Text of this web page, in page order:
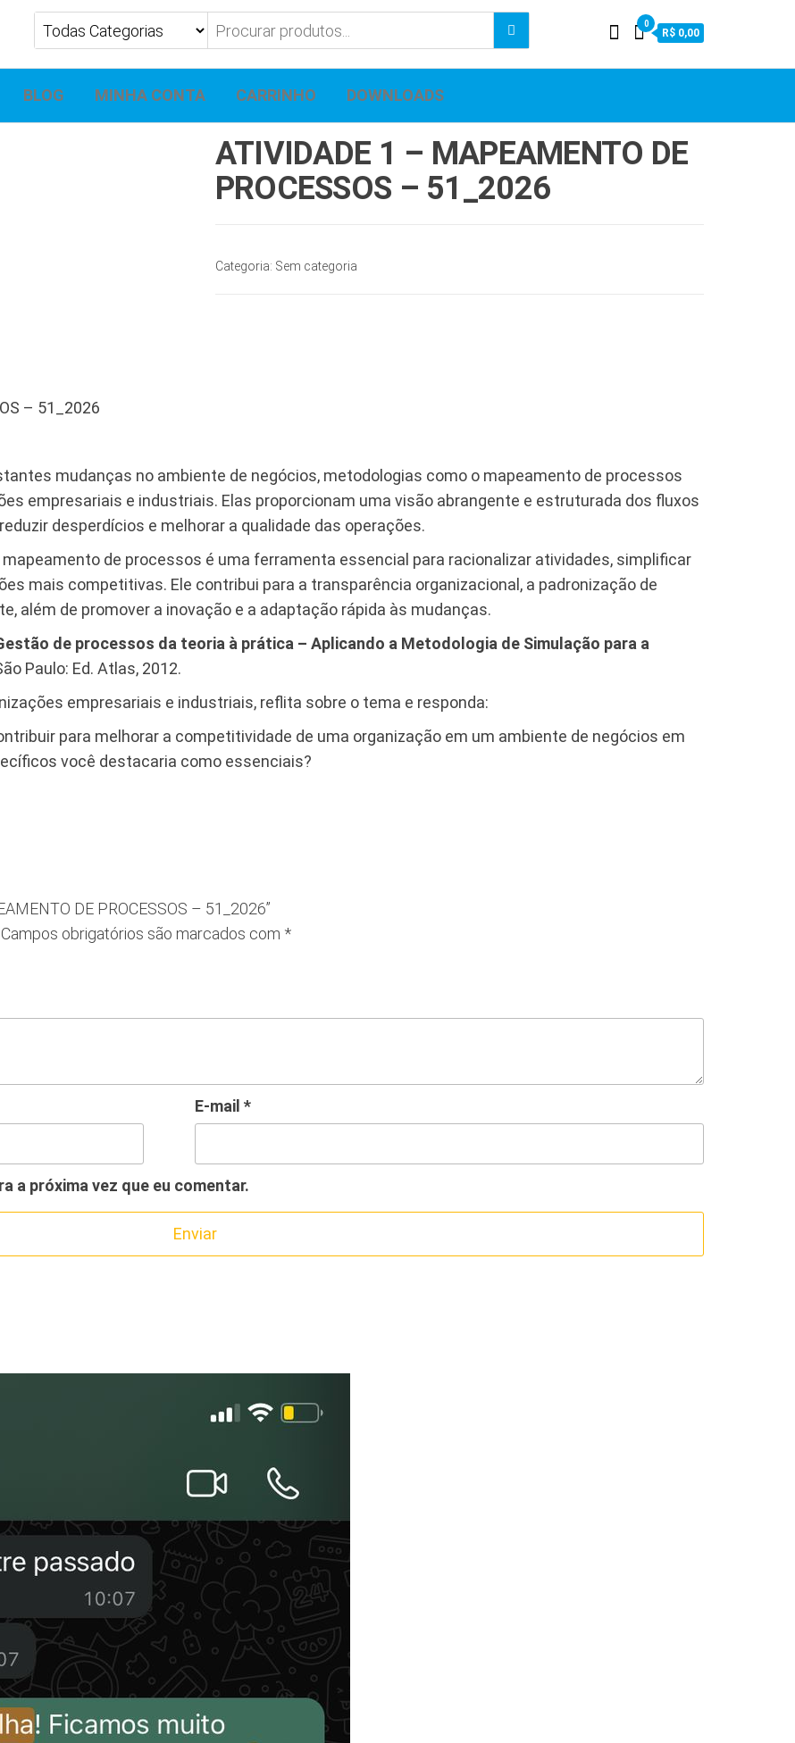
0
R$ 0,00
BLOG MINHA CONTA CARRINHO DOWNLOADS
ATIVIDADE 1 – MAPEAMENTO DE
PROCESSOS – 51_2026
Categoria: Sem categoria
– 51_2026
mudanças no ambiente de negócios, metodologias como o mapeamento de processos
empresariais e industriais. Elas proporcionam uma visão abrangente e estruturada dos fluxos
desperdícios e melhorar a qualidade das operações.
mapeamento de processos é uma ferramenta essencial para racionalizar atividades, simplificar
mais competitivas. Ele contribui para a transparência organizacional, a padronização de
além de promover a inovação e a adaptação rápida às mudanças.
de processos da teoria à prática – Aplicando a Metodologia de Simulação para a
Paulo: Ed. Atlas, 2012.
empresariais e industriais, reflita sobre o tema e responda:
para melhorar a competitividade de uma organização em um ambiente de negócios em
você destacaria como essenciais?
DE PROCESSOS – 51_2026”
Campos obrigatórios são marcados com *
E-mail *
a próxima vez que eu comentar.